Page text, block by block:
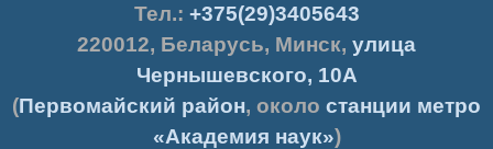
Тел.: +375(29)3405643
220012, Беларусь, Минск, улица
Чернышевского, 10А
(Первомайский район, около станции метро
«Академия наук»)